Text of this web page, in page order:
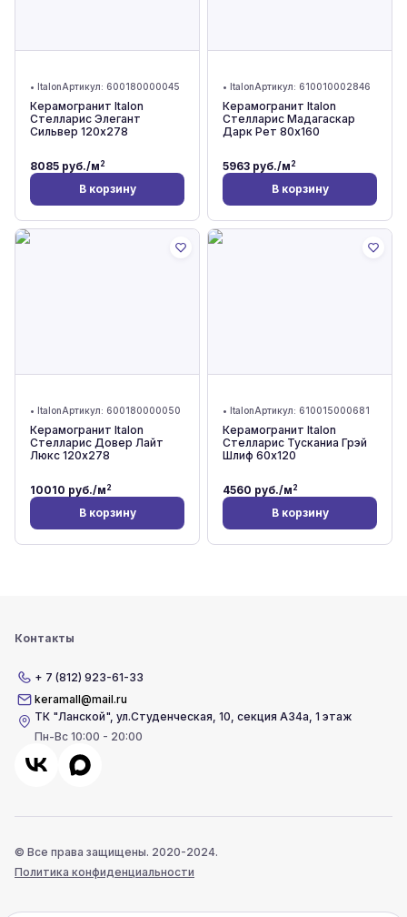
• ItalonАртикул: 600180000045
Керамогранит Italon
Стелларис Элегант
Сильвер 120x278
8085 руб./м2
В корзину
• ItalonАртикул: 610010002846
Керамогранит Italon
Стелларис Мадагаскар
Дарк Рет 80x160
5963 руб./м2
В корзину
• ItalonАртикул: 600180000050
Керамогранит Italon
Стелларис Довер Лайт
Люкс 120x278
10010 руб./м2
В корзину
• ItalonАртикул: 610015000681
Керамогранит Italon
Стелларис Тусканиа Грэй
Шлиф 60x120
4560 руб./м2
В корзину
Контакты
+ 7 (812) 923-61-33
keramall@mail.ru
ТК "Ланской",ул.Студенческая, 10, секция А34а, 1 этаж
Пн-Вс 10:00 - 20:00
© Все права защищены. 2020-2024.
Политика конфиденциальности